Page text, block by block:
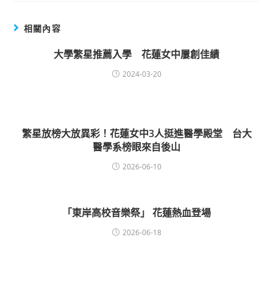
相關內容
大學繁星推薦入學 花蓮女中屢創佳績
2024-03-20
繁星放榜大放異彩！花蓮女中3人挺進醫學殿堂 台大
醫學系榜眼來自後山
2026-06-10
「東岸高校音樂祭」 花蓮熱血登場
2026-06-18